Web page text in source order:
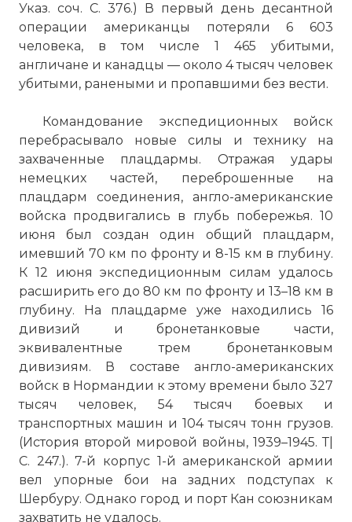
Указ. соч. С. 376.) В первый день десантной
операции американцы потеряли 6 603
человека, в том числе 1 465 убитыми,
англичане и канадцы — около 4 тысяч человек
убитыми, ранеными и пропавшими без вести.
Командование экспедиционных войск
перебрасывало новые силы и технику на
захваченные плацдармы. Отражая удары
немецких частей, переброшенные на
плацдарм соединения, англо-американские
войска продвигались в глубь побережья. 10
июня был создан один общий плацдарм,
имевший 70 км по фронту и 8-15 км в глубину.
К 12 июня экспедиционным силам удалось
расширить его до 80 км по фронту и 13–18 км в
глубину. На плацдарме уже находились 16
дивизий и бронетанковые части,
эквивалентные трем бронетанковым
дивизиям. В составе англо-американских
войск в Нормандии к этому времени было 327
тысяч человек, 54 тысяч боевых и
транспортных машин и 104 тысяч тонн грузов.
(История второй мировой войны, 1939–1945. Т|
С. 247.). 7-й корпус 1-й американской армии
вел упорные бои на задних подступах к
Шербуру. Однако город и порт Кан союзникам
захватить не удалось.